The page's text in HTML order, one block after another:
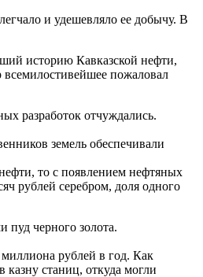
и удешевляло ее добычу. В
историю Кавказской нефти,
всемилостивейшее пожаловал
разработок отчуждались.
земель обеспечивали
то с появлением нефтяных
рублей серебром, доля одного
черного золота.
миллиона рублей в год. Как
станиц, откуда могли